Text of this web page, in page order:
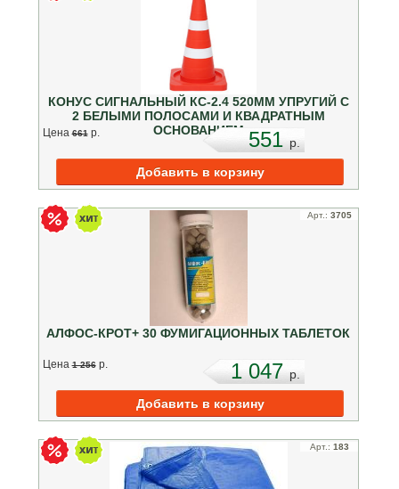
КОНУС СИГНАЛЬНЫЙ КС-2.4 520ММ УПРУГИЙ С
2 БЕЛЫМИ ПОЛОСАМИ И КВАДРАТНЫМ
ОСНОВАНИЕМ
Цена 661 p. 551p.
Арт.: 3705
АЛФОС-КРОТ+ 30 ФУМИГАЦИОННЫХ ТАБЛЕТОК
Цена 1 256 p. 1 047p.
Арт.: 183